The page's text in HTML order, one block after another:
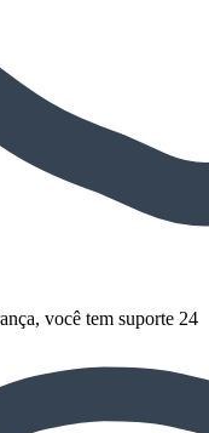
você tem suporte 24